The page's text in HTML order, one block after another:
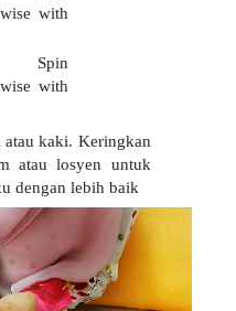
with
with
atau kaki. Keringkan
atau losyen untuk
dengan lebih baik